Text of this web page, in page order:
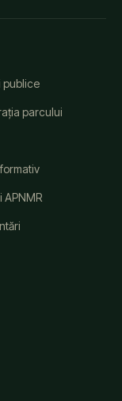
publice
parcului
APNMR